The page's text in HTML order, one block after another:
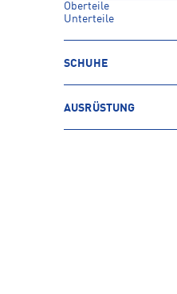
Oberteile
Unterteile
SCHUHE
AUSRÜSTUNG